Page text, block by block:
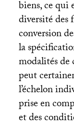
biens, ce qui
diversité des
conversion
la
modalités de
peut
l’échelon
prise en
et des